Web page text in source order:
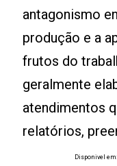
antagonismo
produção e a
frutos do
geralmente
atendimentos
relatórios,
Disponivel